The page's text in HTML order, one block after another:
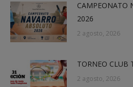
CAMPEONATO
2026
2 agosto, 2026
TORNEO CLUB
2 agosto, 2026